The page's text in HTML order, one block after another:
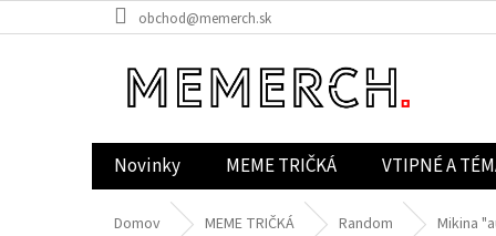
na
obchod@memerch.sk
Novinky MEME TRIČKÁ VTIPNÉ A
Domov MEME TRIČKÁ Random Mikina